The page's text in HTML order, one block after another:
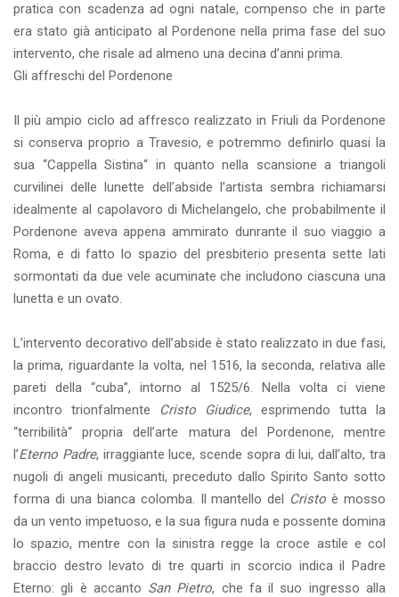
pratica con scadenza ad ogni natale, compenso che in parte
era stato già anticipato al Pordenone nella prima fase del suo
intervento, che risale ad almeno una decina d’anni prima.
Gli affreschi del Pordenone
Il più ampio ciclo ad affresco realizzato in Friuli da Pordenone
si conserva proprio a Travesio, e potremmo definirlo quasi la
sua “Cappella Sistina“ in quanto nella scansione a triangoli
curvilinei delle lunette dell’abside l’artista sembra richiamarsi
idealmente al capolavoro di Michelangelo, che probabilmente il
Pordenone aveva appena ammirato dunrante il suo viaggio a
Roma, e di fatto lo spazio del presbiterio presenta sette lati
sormontati da due vele acuminate che includono ciascuna una
lunetta e un ovato.
L’intervento decorativo dell’abside è stato realizzato in due fasi,
la prima, riguardante la volta, nel 1516, la seconda, relativa alle
pareti della “cuba”, intorno al 1525/6. Nella volta ci viene
incontro trionfalmente
Cristo Giudice, esprimendo tutta la
“terribilità“ propria dell’arte matura del Pordenone, mentre
l’Eterno Padre, irraggiante luce, scende sopra di lui, dall’alto, tra
nugoli di angeli musicanti, preceduto dallo Spirito Santo sotto
forma di una bianca colomba. Il mantello del Cristo è mosso
da un vento impetuoso, e la sua figura nuda e possente domina
lo spazio, mentre con la sinistra regge la croce astile e col
braccio destro levato di tre quarti in scorcio indica il Padre
Eterno: gli è accanto San Pietro, che fa il suo ingresso alla